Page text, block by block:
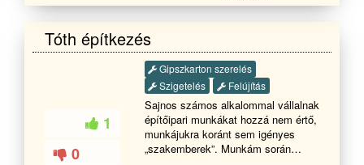
Tóth építkezés
1
0
Gipszkarton szerelés
Szigetelés
Felújítás
Sajnos számos alkalommal vállalnak
építőipari munkákat hozzá nem értő,
munkájukra koránt sem igényes
„szakemberek”. Munkám során